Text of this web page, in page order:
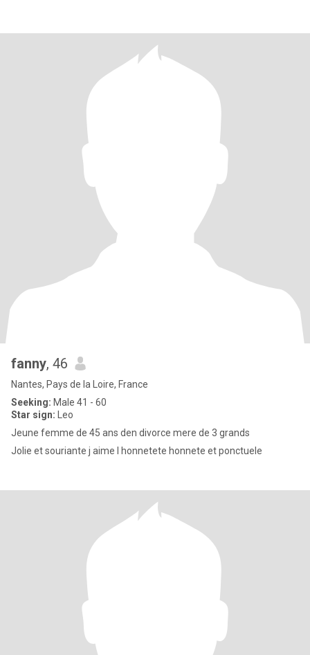
fanny, 46
Nantes, Pays de la Loire, France
Seeking: Male 41 - 60
Star sign: Leo
Jeune femme de 45 ans den divorce mere de 3 grands
Jolie et souriante j aime l honnetete honnete et ponctuele